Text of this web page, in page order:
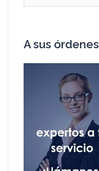
A sus órdenes